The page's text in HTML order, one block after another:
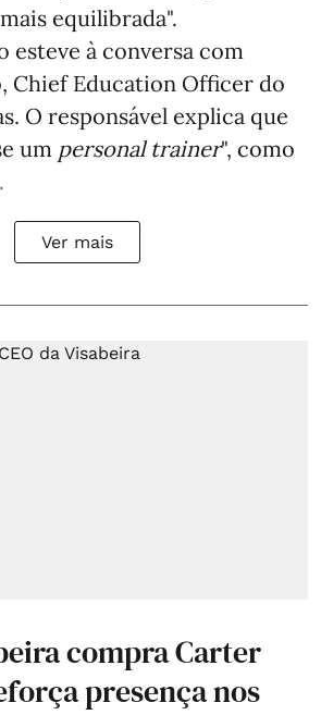
equilibrada".
esteve à conversa com
Chief Education Officer do
O responsável explica que
um personal trainer", como
Ver mais
compra Carter
presença nos